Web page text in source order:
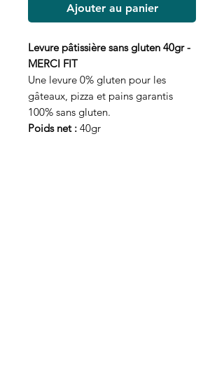
Ajouter au panier
Levure pâtissière sans gluten 40gr -
MERCI FIT
Une levure 0% gluten pour les
gâteaux, pizza et pains garantis
100% sans gluten.
Poids net : 40gr